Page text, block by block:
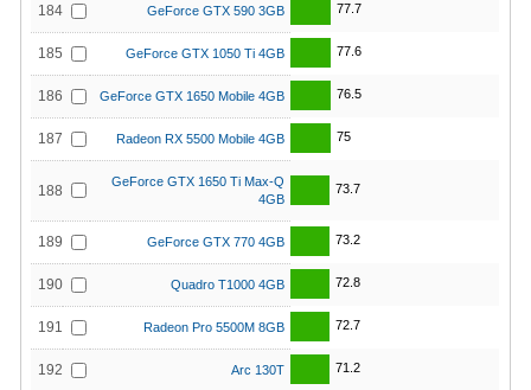
184 GeForce GTX 590 3GB 77.7
185 GeForce GTX 1050 Ti 4GB 77.6
186 GeForce GTX 1650 Mobile 4GB 76.5
187 Radeon RX 5500 Mobile 4GB 75
188
GeForce GTX 1650 Ti Max-Q
4GB
73.7
189 GeForce GTX 770 4GB 73.2
190 Quadro T1000 4GB 72.8
191 Radeon Pro 5500M 8GB 72.7
192 Arc 130T 71.2